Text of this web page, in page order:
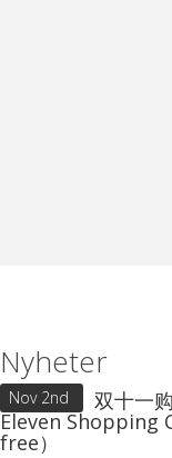
Nyheter
Nov 2nd 双十一
Eleven Shopping
free）